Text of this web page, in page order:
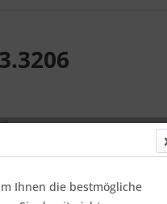
33,61
1
Online-
Ihnen die bestmögliche